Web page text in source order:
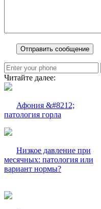
Читайте далее:
Афония &#8212;
патология горла
Низкое давление при
месячных: патология или
вариант нормы?